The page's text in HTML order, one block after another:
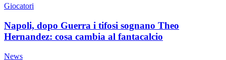
Giocatori
Napoli, dopo Guerra i tifosi sognano Theo
Hernandez: cosa cambia al fantacalcio
News